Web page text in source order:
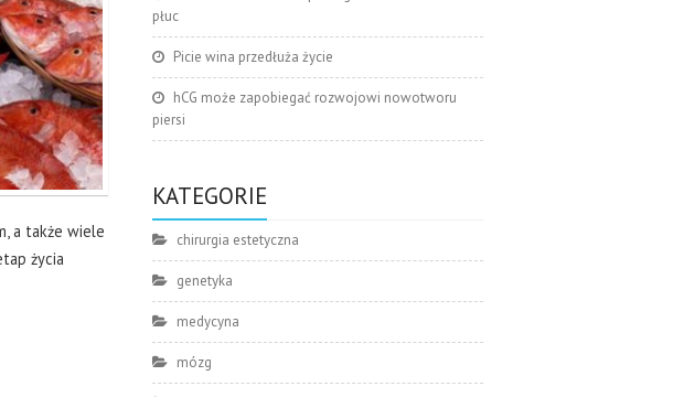
a także wiele
życia
płuc
Picie wina przedłuża życie
hCG może zapobiegać rozwojowi nowotworu
piersi
KATEGORIE
chirurgia estetyczna
genetyka
medycyna
mózg